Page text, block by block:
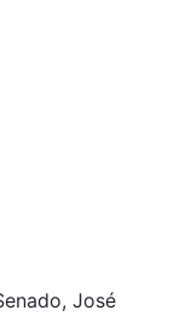
José